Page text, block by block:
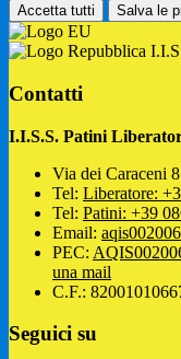
Accetta tutti Salva le
Contatti
I.I.S.S. Patini
Via dei Caraceni
Tel: Liberatore:
Tel: Patini: +39
Email:
PEC:
una mail
C.F.:
Seguici su